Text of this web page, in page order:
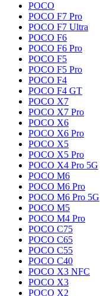
POCO
POCO F7 Pro
POCO F7 Ultra
POCO F6
POCO F6 Pro
POCO F5
POCO F5 Pro
POCO F4
POCO F4 GT
POCO X7
POCO X7 Pro
POCO X6
POCO X6 Pro
POCO X5
POCO X5 Pro
POCO X4 Pro 5G
POCO M6
POCO M6 Pro
POCO M6 Pro 5G
POCO M5
POCO M4 Pro
POCO C75
POCO C65
POCO C55
POCO C40
POCO X3 NFC
POCO X3
POCO X2